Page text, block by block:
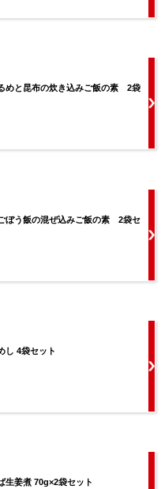
めと昆布の炊き込みご飯の素 2袋
ぼう飯の混ぜ込みご飯の素 2袋セ
し 4袋セット
生姜煮 70g×2袋セット